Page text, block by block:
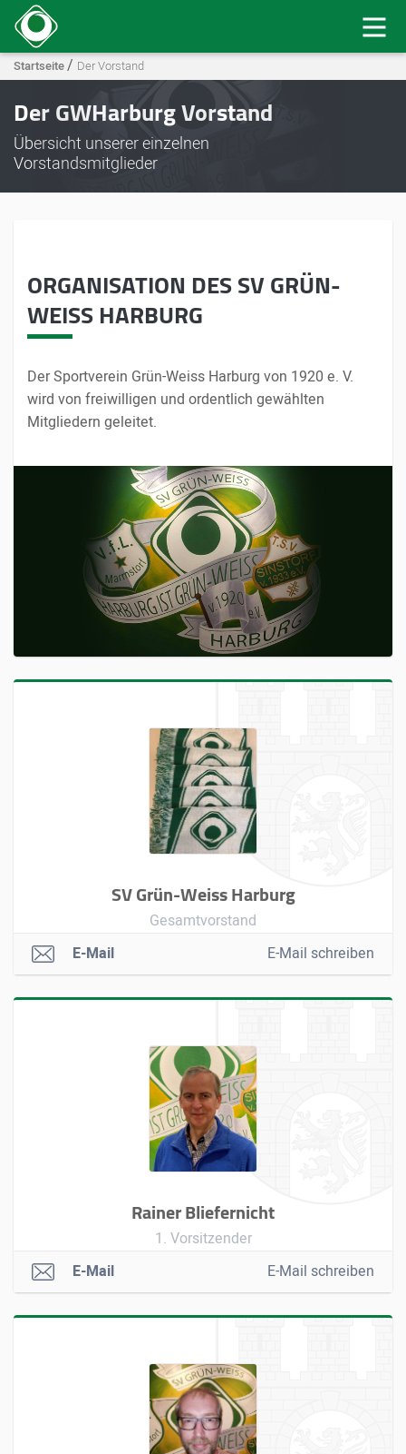
Startseite/ Der Vorstand
Der GWHarburg Vorstand
Übersicht unserer einzelnen
Vorstandsmitglieder
ORGANISATION DES SV GRÜN-
WEISS HARBURG
Der Sportverein Grün-Weiss Harburg von 1920 e. V.
wird von freiwilligen und ordentlich gewählten
Mitgliedern geleitet.
SV Grün-Weiss Harburg
Gesamtvorstand
E-Mail
E-Mail schreiben
Rainer Bliefernicht
1. Vorsitzender
E-Mail
E-Mail schreiben